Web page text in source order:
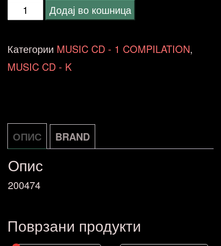
Kelly,
-
Singin'
NOVO
количина
Додај во кошница
Категории MUSIC CD - 1 COMPILATION,
MUSIC CD - K
ОПИС BRAND
Опис
200474
Поврзани продукти